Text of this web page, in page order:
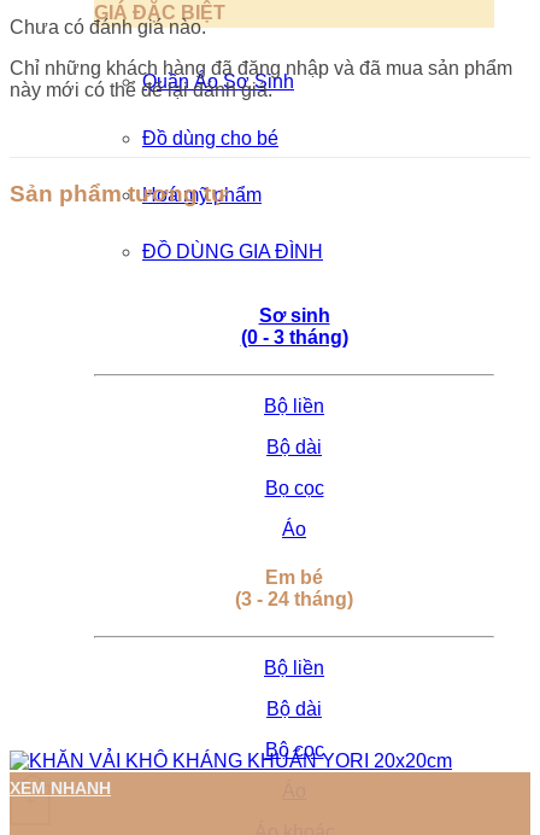
GIÁ ĐẶC BIỆT
Quần Áo Sơ Sinh
Đồ dùng cho bé
Hoá mỹ phẩm
ĐỒ DÙNG GIA ĐÌNH
Sơ sinh
(0 - 3 tháng)
Bộ liền
Bộ dài
Bọ cọc
Áo
Em bé
(3 - 24 tháng)
Bộ liền
Bộ dài
Bộ cọc
Chưa có đánh giá nào.
Chỉ những khách hàng đã đăng nhập và đã mua sản phẩm
này mới có thể để lại đánh giá.
Sản phẩm tương tự
+
XEM NHANH